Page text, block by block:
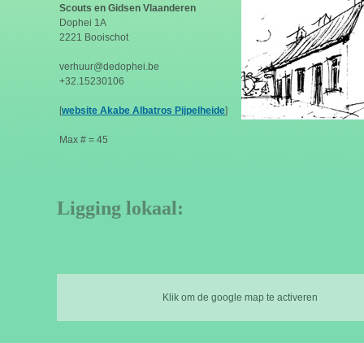
Scouts en Gidsen Vlaanderen
Dophei 1A
2221 Booischot
verhuur@dedophei.be
+32.15230106
[website Akabe Albatros Pijpelheide]
Max # = 45
Ligging lokaal:
Klik om de google map te activeren